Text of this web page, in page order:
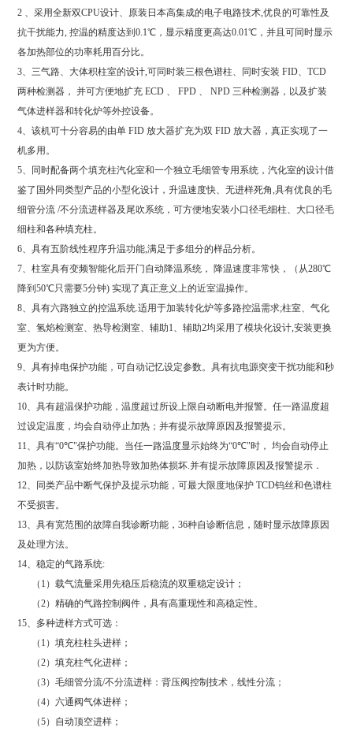
2 、采用全新双CPU设计、原装日本高集成的电子电路技术,优良的可靠性及
抗干扰能力,控温的精度达到0.1℃，显示精度更高达0.01℃，并且可同时显示
各加热部位的功率耗用百分比。
3、三气路、大体积柱室的设计,可同时装三根色谱柱、同时安装 FID、TCD
两种检测器，
并可方便地扩充 ECD 、 FPD 、 NPD三种检测器，以及扩装
气体进样器和转化炉等外控设备。
4、该机可十分容易的由单 FID放大器扩充为双 FID放大器，真正实现了一
机多用。
5、同时配备两个填充柱汽化室和一个独立毛细管专用系统，汽化室的设计借
鉴了国外同类型产品的小型化设计，升温速度快、无进样死角,具有优良的毛
细管分流 /不分流进样器及尾吹系统，可方便地安装小口径毛细柱、大口径毛
细柱和各种填充柱。
6、具有五阶线性程序升温功能,满足于多组分的样品分析。
7、柱室具有变频智能化后开门自动降温系统， 降温速度非常快，（从280℃
降到50℃只需要5分钟)实现了真正意义上的近室温操作。
8、具有六路独立的控温系统.适用于加装转化炉等多路控温需求;柱室、气化
室、氢焰检测室、热导检测室、辅助1、辅助2均采用了模块化设计,安装更换
更为方便。
9、具有掉电保护功能，可自动记忆设定参数。具有抗电源突变干扰功能和秒
表计时功能。
10、具有超温保护功能，温度超过所设上限自动断电并报警。任一路温度超
过设定温度，均会自动停止加热；并有提示故障原因及报警提示。
11、具有“0℃"保护功能。当任一路温度显示始终为“0℃"时，
均会自动停止
加热，以防该室始终加热导致加热体损坏.并有提示故障原因及报警提示．
12、同类产品中断气保护及提示功能，可最大限度地保护 TCD钨丝和色谱柱
不受损害。
13、具有宽范围的故障自我诊断功能，36种自诊断信息，随时显示故障原因
及处理方法。
14、稳定的气路系统:
（ 1 ）载气流量采用先稳压后稳流的双重稳定设计；
（2）精确的气路控制阀件，具有高重现性和高稳定性。
15、多种进样方式可选：
（ 1 ）填充柱柱头进样；
（2）填充柱气化进样；
（3）毛细管分流/不分流进样：背压阀控制技术，线性分流；
（4）六通阀气体进样；
（5）自动顶空进样；